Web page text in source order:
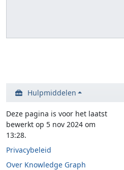
Hulpmiddelen
Deze pagina is voor het laatst
bewerkt op 5 nov 2024 om
13:28.
Privacybeleid
Over Knowledge Graph